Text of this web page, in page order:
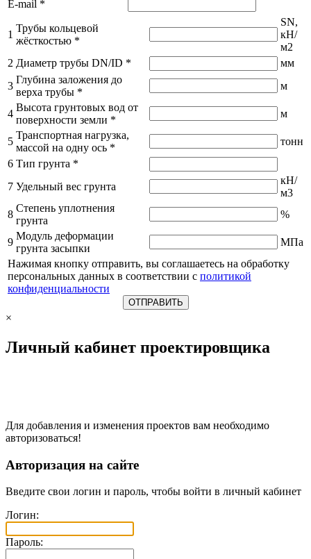
E-mail *
1
Трубы кольцевой
жёсткостью *
SN,
кН/
м2
2 Диаметр трубы DN/ID *
мм
3
Глубина заложения до
верха трубы *
м
4
Высота грунтовых вод от
поверхности земли *
м
5
Транспортная нагрузка,
массой на одну ось *
тонн
6 Тип грунта *
7 Удельный вес грунта
кН/
м3
8
Степень уплотнения
грунта
%
9
Модуль деформации
грунта засыпки
МПа
Нажимая кнопку отправить, вы соглашаетесь на обработку
персональных данных в соответствии с политикой
конфиденциальности
×
Личный кабинет проектировщика
Для добавления и изменения проектов вам необходимо
авторизоваться!
Авторизация на сайте
Введите свои логин и пароль, чтобы войти в личный кабинет
Логин:
Пароль: